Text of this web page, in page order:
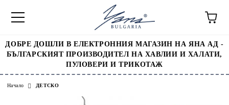
ДОБРЕ ДОШЛИ В ЕЛЕКТРОННИЯ МАГАЗИН НА ЯНА АД -
БЪЛГАРСКИЯТ ПРОИЗВОДИТЕЛ НА ХАВЛИИ И ХАЛАТИ,
ПУЛОВЕРИ И ТРИКОТАЖ
Начало ДЕТСКО